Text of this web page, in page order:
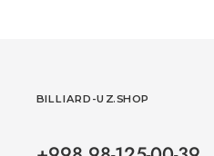
BILLIARD-UZ.SHOP